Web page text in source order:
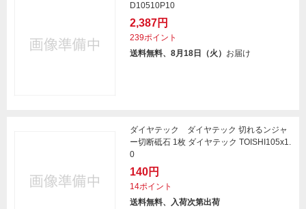
D10510P10
2,387円
239ポイント
送料無料、8月18日（火） お届け
ダイヤテック ダイヤテック 切れるンジャ
ー切断砥石 1枚 ダイヤテック TOISHI105x1.
0
140円
14ポイント
送料無料、入荷次第出荷